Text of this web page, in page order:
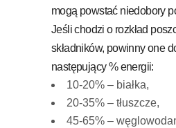
mogą powstać niedobory
Jeśli chodzi o rozkład
składników, powinny one
następujący % energii:
10-20% – białka,
20-35% – tłuszcze,
45-65% –